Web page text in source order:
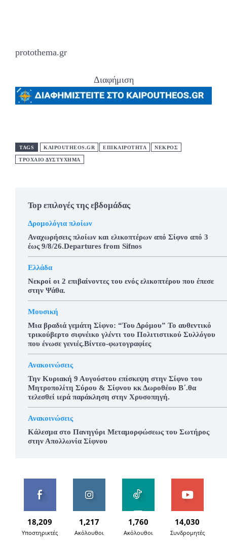
protothema.gr
Διαφήμιση
TAGS KAIPOUTHEOS.GR ΕΠΙΚΑΙΡΟΤΗΤΑ ΝΕΚΡΟΣ
ΤΡΟΧΑΙΟ ΔΥΣΤΥΧΗΜΑ
Top επιλογές της εβδομάδας
Δρομολόγια πλοίων
Αναχωρήσεις πλοίων και ελικοπτέρων από Σίφνο από 3
έως 9/8/26.Departures from Sifnos
Ελλάδα
Νεκροί οι 2 επιβαίνοντες του ενός ελικοπτέρου που έπεσε
στην Ψάθα.
Μουσική
Μια βραδιά γεμάτη Σίφνο: “Του Δρόμου” Το αυθεντικό
τρικούβερτο σιφνέικο γλέντι του Πολιτιστικού Συλλόγου
που ένωσε γενιές.Βίντεο-φωτογραφίες
Ανακοινώσεις
Την Κυριακή 9 Αυγούστου επίσκεψη στην Σίφνο του
Μητροπολίτη Σύρου & Σίφνου κκ Δωροθέου Β΄.θα
τελεσθεί ιερά παράκληση στην Χρυσοπηγή.
Ανακοινώσεις
Κάλεσμα στο Πανηγύρι Μεταμορφώσεως του Σωτήρος
στην Απολλωνία Σίφνου
18,209
Υποστηρικτές
1,217
Ακόλουθοι
1,760
Ακόλουθοι
14,030
Συνδρομητές